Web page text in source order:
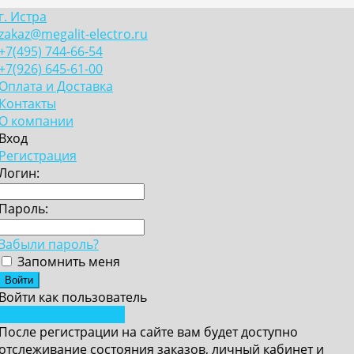
Истра
electro.ru
744-66-54
645-61-00
и Доставка
компании
пароль?
Запомнить меня
как пользователь
регистрации на сайте вам будет доступно
состояния заказов, личный кабинет и